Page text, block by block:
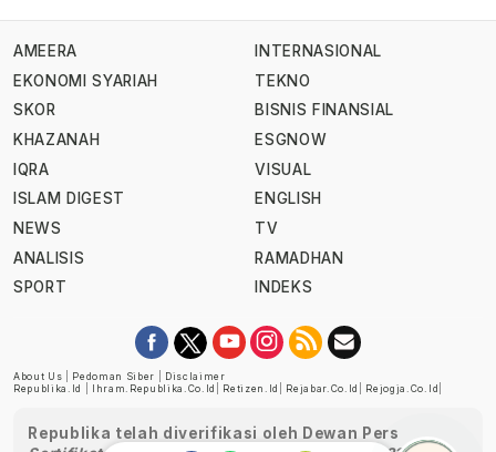
AMEERA
EKONOMI SYARIAH
SKOR
KHAZANAH
IQRA
ISLAM DIGEST
NEWS
ANALISIS
SPORT
INTERNASIONAL
TEKNO
BISNIS FINANSIAL
ESGNOW
VISUAL
ENGLISH
TV
RAMADHAN
INDEKS
About Us Pedoman Siber
Disclaimer
Republika.id
Ihram.republika.co.id Retizen.id Rejabar.co.id Rejogja.co.id
Republika telah diverifikasi oleh Dewan Pers